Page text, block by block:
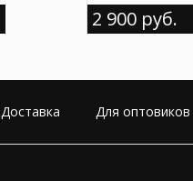
2 900 руб.
Доставка Для оптовиков